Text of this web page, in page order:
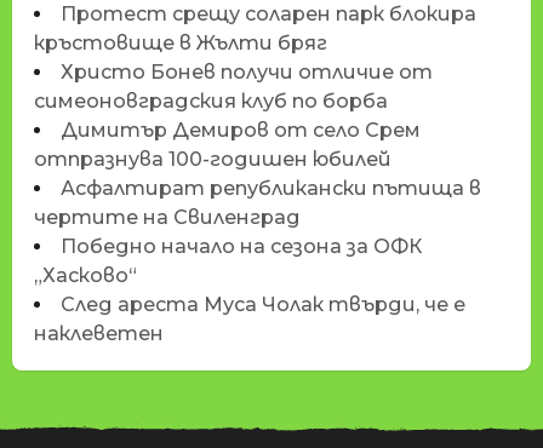
Протест срещу соларен парк блокира
кръстовище в Жълти бряг
Христо Бонев получи отличие от
симеоновградския клуб по борба
Димитър Демиров от село Срем
отпразнува 100-годишен юбилей
Асфалтират републикански пътища в
чертите на Свиленград
Победно начало на сезона за ОФК
„Хасково“
След ареста Муса Чолак твърди, че е
наклеветен